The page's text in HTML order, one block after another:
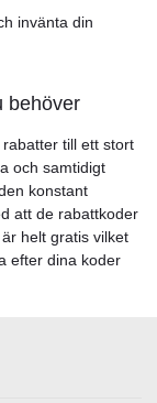
invänta din
behöver
till ett stort
och samtidigt
konstant
att de rabattkoder
helt gratis vilket
efter dina koder